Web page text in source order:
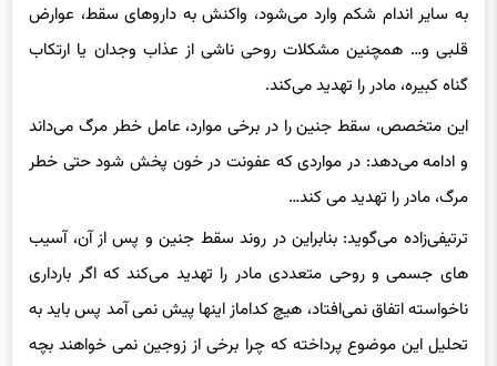
به سایر اندام شکم وارد می‌شود، واکنش به داروهای سقط، عوارض
قلبی و… همچنین مشکلات روحی ناشی از عذاب وجدان یا ارتکاب
گناه کبیره، مادر را تهدید می‌کند.
این متخصص، سقط جنین را در برخی موارد، عامل خطر مرگ می‌داند
و ادامه می‌دهد: در مواردی که عفونت در خون پخش شود حتی خطر
مرگ، مادر را تهدید می کند…
ترتیفی‌زاده می‌گوید: بنابراین در روند سقط جنین و پس از آن، آسیب
های جسمی و روحی متعددی مادر را تهدید می‌کند که اگر بارداری
ناخواسته اتفاق نمی‌افتاد، هیچ کداماز اینها پیش نمی آمد پس باید به
تحلیل این موضوع پرداخته که چرا برخی از زوجین نمی خواهند بچه